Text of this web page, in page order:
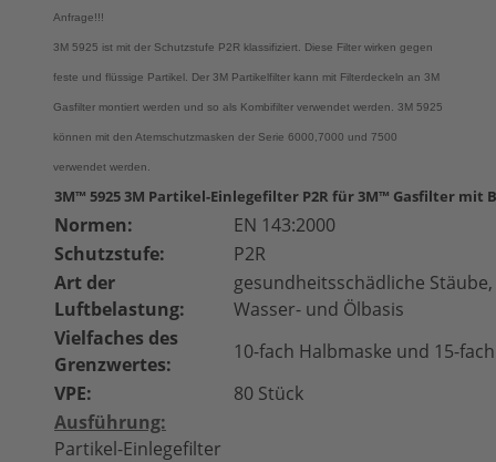
Anfrage!!!
3M 5925 ist mit der Schutzstufe P2R klassifiziert. Diese Filter wirken gegen
feste und flüssige Partikel. Der 3M Partikelfilter kann mit Filterdeckeln an 3M
Gasfilter montiert werden und so als Kombifilter verwendet werden. 3M 5925
können mit den Atemschutzmasken der Serie 6000,7000 und 7500
verwendet werden.
3M™ 5925 3M Partikel-Einlegefilter P2R für 3M™ Gasfilter mit
Normen:
EN 143:2000
Schutzstufe:
P2R
Art der
Luftbelastung:
gesundheitsschädliche
Wasser- und Ölbasis
Vielfaches des
Grenzwertes:
10-fach Halbmaske und 15-
VPE:
80 Stück
Ausführung:
Partikel-Einlegefilter